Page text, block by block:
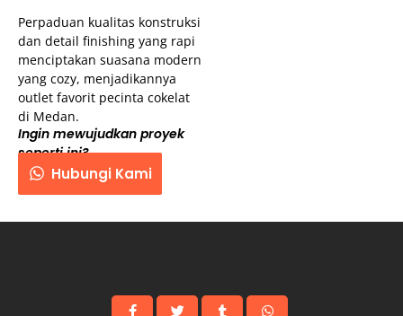
Perpaduan kualitas konstruksi
dan detail finishing yang rapi
menciptakan suasana modern
yang cozy, menjadikannya
outlet favorit pecinta cokelat
di Medan.
Ingin mewujudkan proyek
seperti ini?
Hubungi Kami